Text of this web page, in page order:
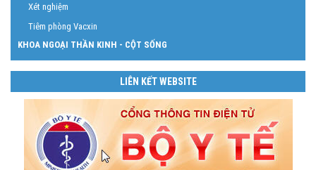
Xét nghiệm
Tiêm phòng Vacxin
KHOA NGOẠI THẦN KINH - CỘT SỐNG
LIÊN KẾT WEBSITE